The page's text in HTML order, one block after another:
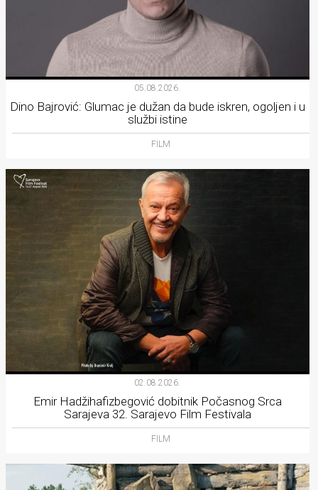
05.08.2026.
Dino Bajrović: Glumac je dužan da bude iskren, ogoljen i u
službi istine
FILM
02.08.2026.
Emir Hadžihafizbegović dobitnik Počasnog Srca
Sarajeva 32. Sarajevo Film Festivala
FILM